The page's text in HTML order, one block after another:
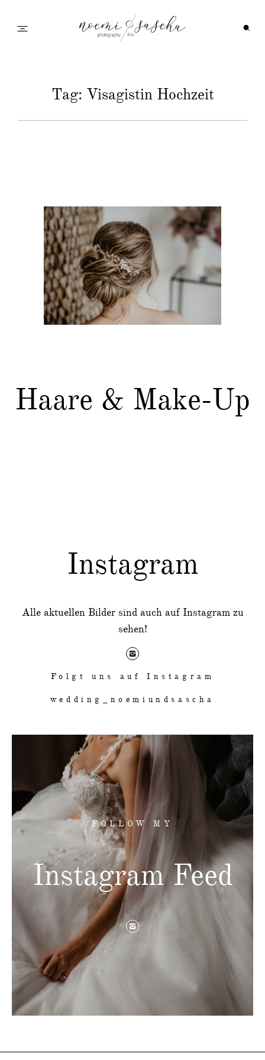
Galerie
Wedding Family
Kontakt
Tag: Visagistin Hochzeit
Haare & Make-Up
FOLLOW MY
Instagram Feed
Instagram
Alle aktuellen Bilder sind auch auf Instagram zu
sehen!
Folgt uns auf Instagram
wedding_noemiundsascha